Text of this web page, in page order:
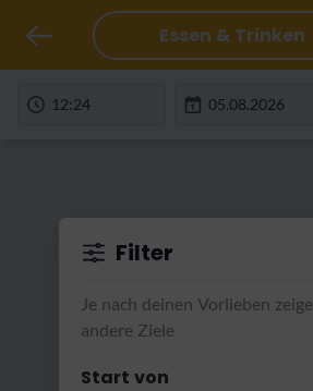
Essen & Trinken
Filter
Je nach deinen Vorlieben
andere Ziele
Start von